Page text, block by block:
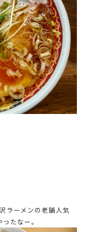
ラーメンの老舗人気
たなー。